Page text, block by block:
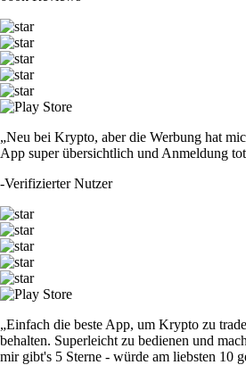
„Neu bei Krypto, aber die Werbung hat
App super übersichtlich und Anmeldung
-Verifizierter Nutzer
„Einfach die beste App, um Krypto zu
behalten. Superleicht zu bedienen und
mir gibt's 5 Sterne - würde am liebsten 10